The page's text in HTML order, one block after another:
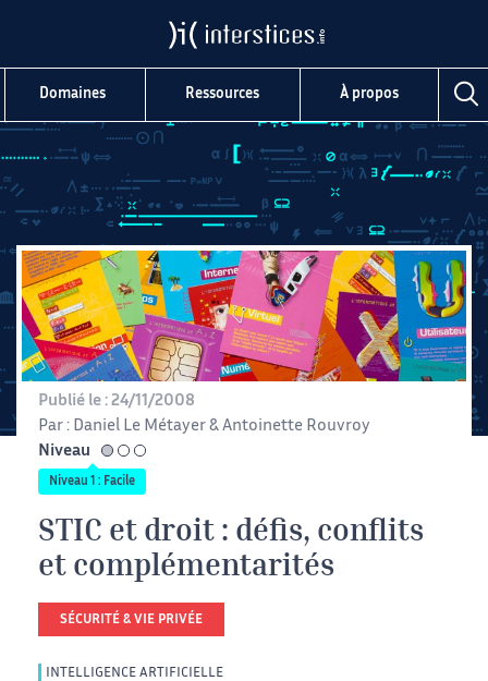
Domaines Ressources À propos
Publié le : 24/11/2008
Par : Daniel Le Métayer & Antoinette Rouvroy
Niveau
facile
Niveau 1 : Facile
STIC et droit : défis, conflits
et complémentarités
SÉCURITÉ & VIE PRIVÉE
INTELLIGENCE ARTIFICIELLE